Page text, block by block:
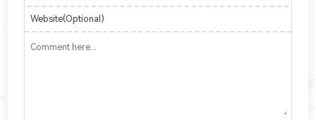
Website(Optional)